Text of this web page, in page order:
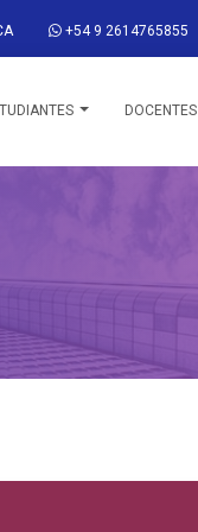
+54 9 2614765855
DOCENTES